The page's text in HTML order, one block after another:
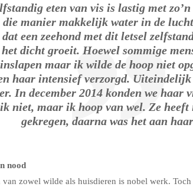
eten van vis is lastig met
die manier makkelijk water in de
een zeehond met dit letsel
dicht groeit. Hoewel sommige
maar ik wilde de hoop niet
haar intensief verzorgd.
In december 2014 konden we haar
niet, maar ik hoop van wel. Ze heeft
gekregen, daarna was het aan
nood
zowel wilde als huisdieren is nobel werk. Toch